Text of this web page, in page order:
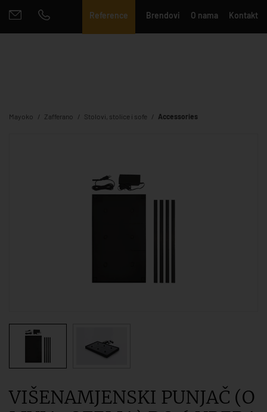
Reference Brendovi O nama Kontakt
Mayoko Zafferano Stolovi, stolice i sofe Accessories
VIŠENAMJENSKI PUNJAČ (O